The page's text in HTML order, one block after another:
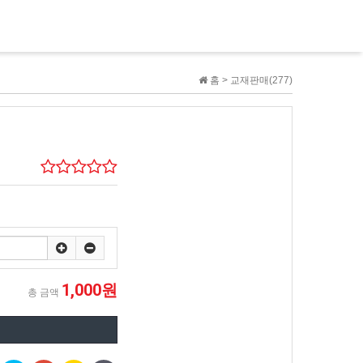
홈 > 교재판매(277)
총 금액 1,000원